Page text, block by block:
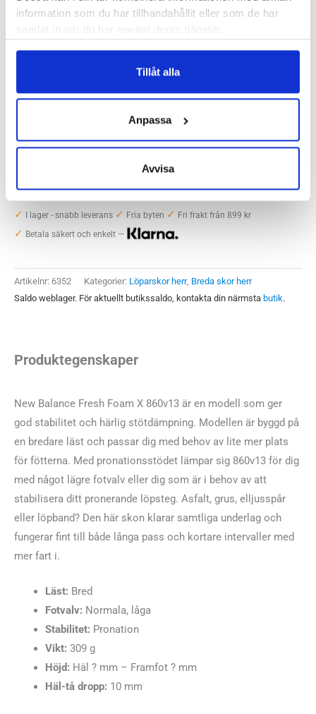
information som du har tillhandahållit eller som de har
samlat in när du har använt deras tjänster.
Tillåt alla
Anpassa
Avvisa
40.5 41.5 42 42.5 43 44 44.5
Fresh
Foam
860v13
Wide
✓ I lager - snabb leverans ✓ Fria byten ✓ Fri frakt från 899 kr
✓ Betala säkert och enkelt —
Artikelnr: 6352 Kategorier: Löparskor herr, Breda skor herr
Saldo weblager. För aktuellt butikssaldo, kontakta din närmsta butik.
Produktegenskaper
New Balance Fresh Foam X 860v13 är en modell som ger
god stabilitet och härlig stötdämpning. Modellen är byggd på
en bredare läst och passar dig med behov av lite mer plats
för fötterna. Med pronationsstödet lämpar sig 860v13 för dig
med något lägre fotvalv eller dig som är i behov av att
stabilisera ditt pronerande löpsteg. Asfalt, grus, elljusspår
eller löpband? Den här skon klarar samtliga underlag och
fungerar fint till både långa pass och kortare intervaller med
mer fart i.
Läst: Bred
Fotvalv: Normala, låga
Stabilitet: Pronation
Vikt: 309 g
Höjd: Häl ? mm – Framfot ? mm
Häl-tå dropp: 10 mm